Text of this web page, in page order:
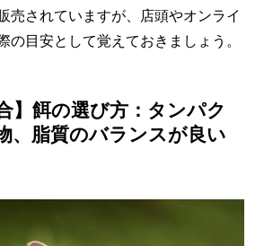
売されていますが、店頭やオンライ
の目安として覚えておきましょう。
】餌の選び方：タンパク
、脂質のバランスが良い